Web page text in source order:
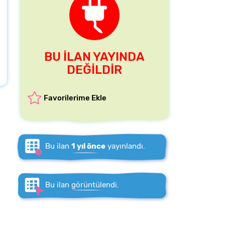
BU İLAN YAYINDA
DEĞİLDİR
Favorilerime Ekle
Bu ilan 1 yıl önce yayınlandı.
Bu ilan görüntülendi.